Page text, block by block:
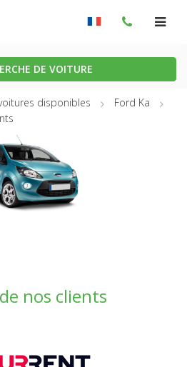
DE VOITURE
disponibles
Ford Ka
nos clients